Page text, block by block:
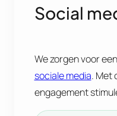
Social
We zorgen voor
sociale media. Met
engagement